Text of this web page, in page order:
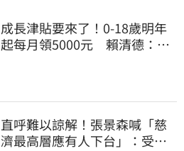
成長津貼要來了！0-18歲明年
起每月領5000元 賴清德：此
直呼難以諒解！張景森喊「慈
濟最高層應有人下台」：受害